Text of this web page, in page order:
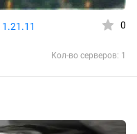
1.21.11 0
Кол-во серверов: 1